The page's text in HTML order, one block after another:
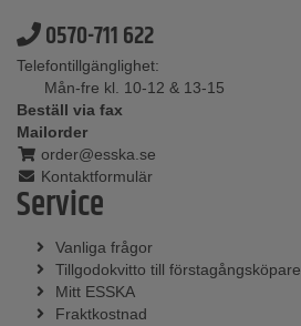
0570-711 622
Telefontillgänglighet:
Mån-fre kl. 10-12 & 13-15
Beställ via fax
Mailorder
order@esska.se
Kontaktformulär
Service
Vanliga frågor
Tillgodokvitto till förstagångsköpare
Mitt ESSKA
Fraktkostnad